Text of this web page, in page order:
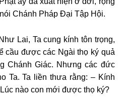
Chánh Pháp Đại Tập Hội.
Lai, Ta cung kính tôn trọng,
cầu được các Ngài thọ ký quả
Chánh Giác. Nhưng các đức
Ta.Ta liền thưa rằng: – Kính
nào con mới được thọ ký?